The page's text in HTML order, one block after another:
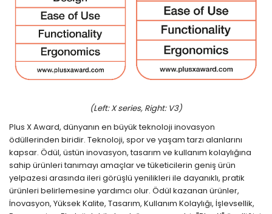
(Left: X series, Right: V3)
Plus X Award, dünyanın en büyük teknoloji inovasyon
ödüllerinden biridir. Teknoloji, spor ve yaşam tarzı alanlarını
kapsar. Ödül, üstün inovasyon, tasarım ve kullanım kolaylığına
sahip ürünleri tanımayı amaçlar ve tüketicilerin geniş ürün
yelpazesi arasında ileri görüşlü yenilikleri ile dayanıklı, pratik
ürünleri belirlemesine yardımcı olur. Ödül kazanan ürünler,
İnovasyon, Yüksek Kalite, Tasarım, Kullanım Kolaylığı, İşlevsellik,